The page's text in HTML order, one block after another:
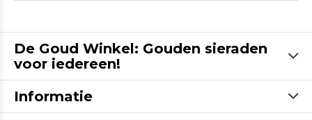
De Goud Winkel: Gouden sieraden
voor iedereen!
Informatie